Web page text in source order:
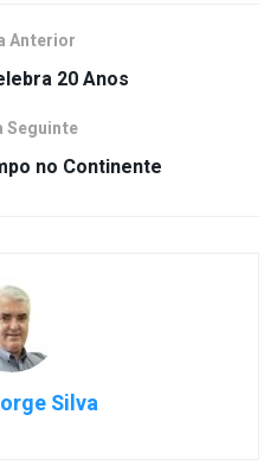
Anterior
20 Anos
Seguinte
no Continente
Silva